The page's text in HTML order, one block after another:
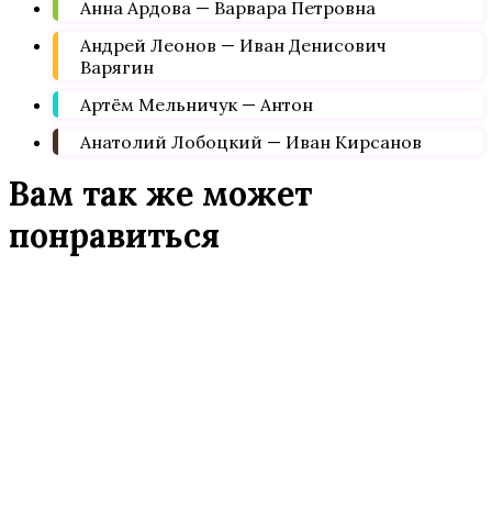
Анна Ардова — Варвара Петровна
Андрей Леонов — Иван Денисович
Варягин
Артём Мельничук — Антон
Анатолий Лобоцкий — Иван Кирсанов
Вам так же может
понравиться